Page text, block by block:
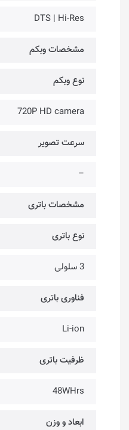
DTS | Hi-Res
مشخصات وبکم
نوع وبکم
720P HD camera
سرعت تصویر
–
مشخصات باتری
نوع باتری
3 سلولی
فناوری باتری
Li-ion
ظرفیت باتری
48WHrs
ابعاد و وزن